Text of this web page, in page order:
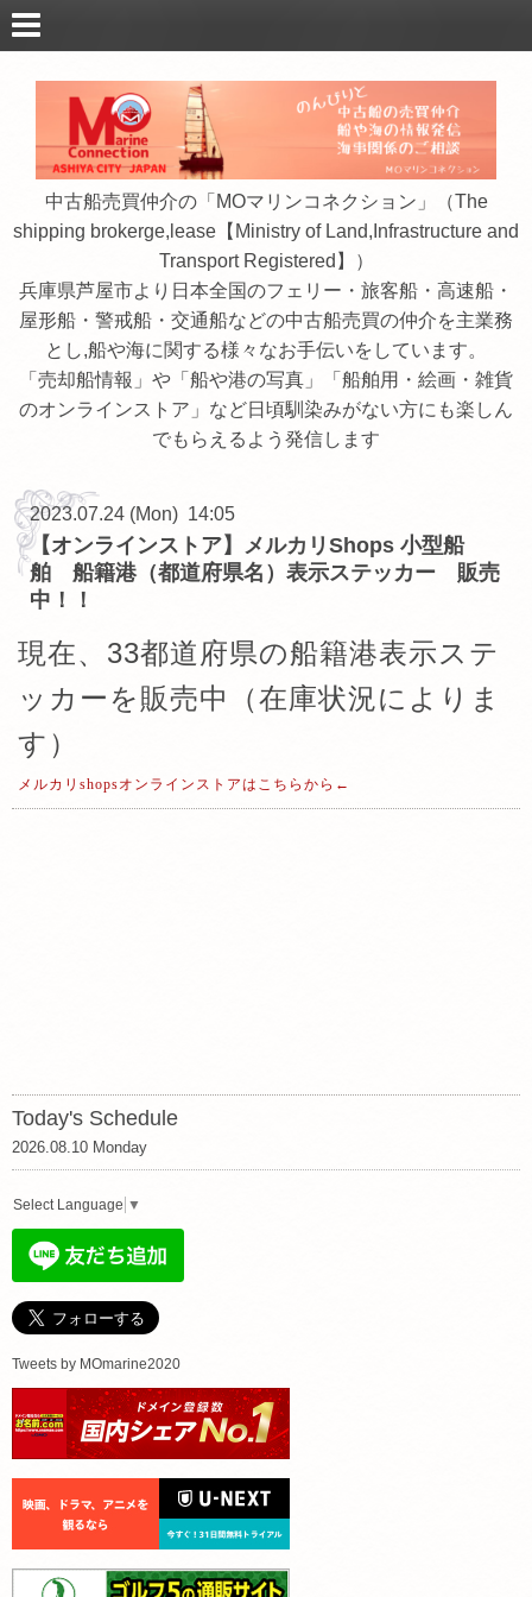
中古船売買仲介の「MOマリンコネクション」（The
shipping brokerge,lease【Ministry of Land,Infrastructure and
Transport Registered】）
兵庫県芦屋市より日本全国のフェリー・旅客船・高速船・
屋形船・警戒船・交通船などの中古船売買の仲介を主業務
とし,船や海に関する様々なお手伝いをしています。
「売却船情報」や「船や港の写真」「船舶用・絵画・雑貨
のオンラインストア」など日頃馴染みがない方にも楽しん
でもらえるよう発信します
2023.07.24 (Mon) 14:05
【オンラインストア】メルカリShops 小型船
舶 船籍港（都道府県名）表示ステッカー 販売
中！！
現在、33都道府県の船籍港表示ステ
ッカーを販売中（在庫状況によりま
す）
メルカリshopsオンラインストアはこちらから←
Today's Schedule
2026.08.10 Monday
Select Language ▼
Tweets by MOmarine2020